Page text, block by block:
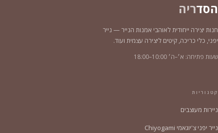
הסדריה
חנות יצירה ייחודית לאוהבי אמנות הנייר — נייר
יפני, כלי כריכה, קיטים ליצירה עצמית ועוד.
שעות פתיחה: א׳–ה׳ 10:00–18:00
קטגוריות
ניירות מעוצבים
נייר יפני צ'יוגאמי Chiyogami